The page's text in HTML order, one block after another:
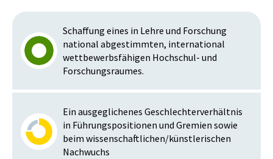
Schaffung eines in Lehre und Forschung
national abgestimmten, international
wettbewerbsfähigen Hochschul- und
Forschungsraumes.
Ein ausgeglichenes Geschlechterverhältnis
in Führungspositionen und Gremien sowie
beim wissenschaftlichen/künstlerischen
Nachwuchs